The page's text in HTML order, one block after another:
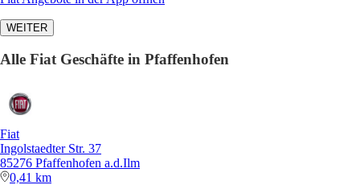
WEITER
Alle Fiat Geschäfte in Pfaffenhofen
Fiat
Ingolstaedter Str. 37
85276 Pfaffenhofen a.d.Ilm
0,41 km